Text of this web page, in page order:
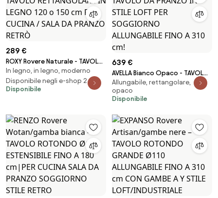
289 €
ROXY Rovere Naturale - TAVOLO
RETTANGOLARE IN LEGNO 120 o
150 cm PER CUCINA / SALA DA
PRANZO RETRÒ
In legno, in legno, moderno
Disponibile negli e-shop 2
Disponibile
639 €
AVELLA Bianco Opaco - TAVOLO
DA PRANZO IN STILE LOFT PER
SOGGIORNO ALLUNGABILE FINO
A 310 cm!
Allungabile, rettangolare,
opaco
Disponibile